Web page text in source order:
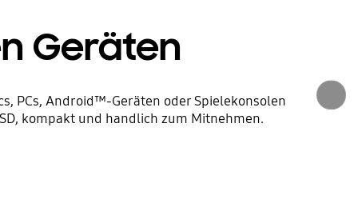
Geräten
PCs, Android™-Geräten oder Spielekonsolen
kompakt und handlich zum Mitnehmen.